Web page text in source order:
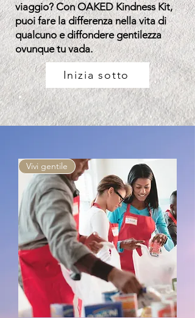
viaggio? Con OAKED Kindness Kit,
puoi fare la differenza nella vita di
qualcuno e diffondere gentilezza
ovunque tu vada.
Inizia sotto
Vivi gentile